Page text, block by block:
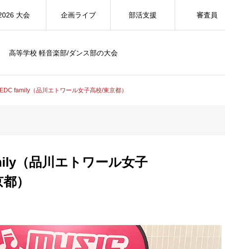
高等学校 軽音楽部/ダンス部の大会
大会 企画ライブ 部活支援 審査員
EDC family（品川エトワール女子高校/東京都）
（品川エトワール女子
）